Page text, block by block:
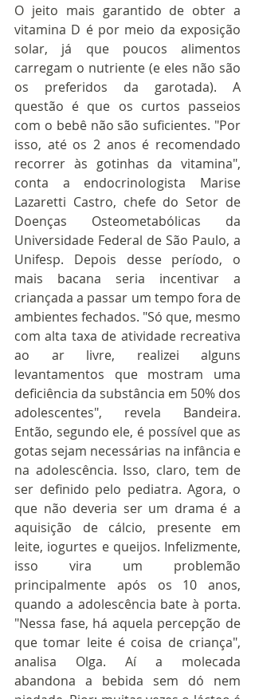
O jeito mais garantido de obter a
vitamina D é por meio da exposição
solar, já que poucos alimentos
carregam o nutriente (e eles não são
os preferidos da garotada). A
questão é que os curtos passeios
com o bebê não são suficientes. "Por
isso, até os 2 anos é recomendado
recorrer às gotinhas da vitamina",
conta a endocrinologista Marise
Lazaretti Castro, chefe do Setor de
Doenças Osteometabólicas da
Universidade Federal de São Paulo, a
Unifesp. Depois desse período, o
mais bacana seria incentivar a
criançada a passar um tempo fora de
ambientes fechados. "Só que, mesmo
com alta taxa de atividade recreativa
ao ar livre, realizei alguns
levantamentos que mostram uma
deficiência da substância em 50% dos
adolescentes", revela Bandeira.
Então, segundo ele, é possível que as
gotas sejam necessárias na infância e
na adolescência. Isso, claro, tem de
ser definido pelo pediatra. Agora, o
que não deveria ser um drama é a
aquisição de cálcio, presente em
leite, iogurtes e queijos. Infelizmente,
isso vira um problemão
principalmente após os 10 anos,
quando a adolescência bate à porta.
"Nessa fase, há aquela percepção de
que tomar leite é coisa de criança",
analisa Olga. Aí a molecada
abandona a bebida sem dó nem